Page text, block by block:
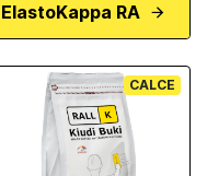
ElastoKappa RA
CALCE